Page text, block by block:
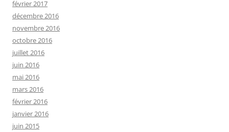
février 2017
décembre 2016
novembre 2016
octobre 2016
juillet 2016
juin 2016
mai 2016
mars 2016
février 2016
janvier 2016
juin 2015